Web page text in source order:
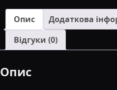
см
білий
кількість
Опис
Додаткова
Відгуки (0)
Опис